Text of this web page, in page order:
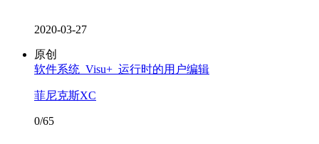
2020-03-27
原创
软件系统_Visu+_运行时的用户编辑
菲尼克斯XC
0/65